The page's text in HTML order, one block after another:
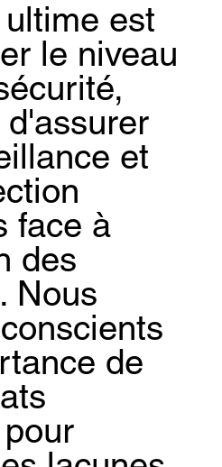
est
le niveau
et
face à
des
Nous
de